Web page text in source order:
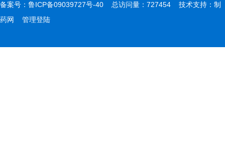
备案号： 鲁ICP备09039727号-40 总访问量：727454 技术支持： 制
药网
管理登陆